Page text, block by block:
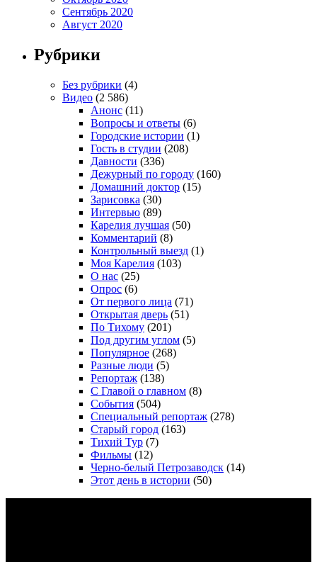
Сентябрь 2020
Август 2020
Рубрики
Без рубрики (4)
Видео (2 586)
Анонс (11)
Вопросы и ответы (6)
Городские истории (1)
Гость в студии (208)
Давности (336)
Дежурный по городу (160)
Домашний доктор (15)
Зарисовка (30)
Интервью (89)
Карелия лучшая (50)
Комментарий (8)
Контрольный выезд (1)
Моя Карелия (103)
О нас (25)
Опрос (6)
От первого лица (71)
Открытая дверь (51)
По Тихому (201)
Под другим углом (5)
Популярное (268)
Разные люди (5)
Репортаж (138)
С Главой о главном (8)
События (504)
Специальный репортаж (278)
Старый город (163)
Тихий Тур (7)
Фильмы (12)
Черно-белый Петрозаводск (14)
Этот день в истории (50)